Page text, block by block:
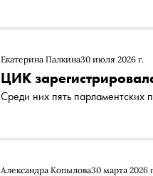
Екатерина Палкина30 июля 2026 г.
ЦИК
Среди них пять парламентских
Александра Копылова30 марта 2026